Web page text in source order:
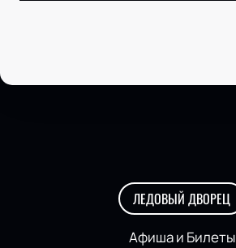
ЛЕДОВЫЙ ДВОРЕЦ
Афиша и Билеты